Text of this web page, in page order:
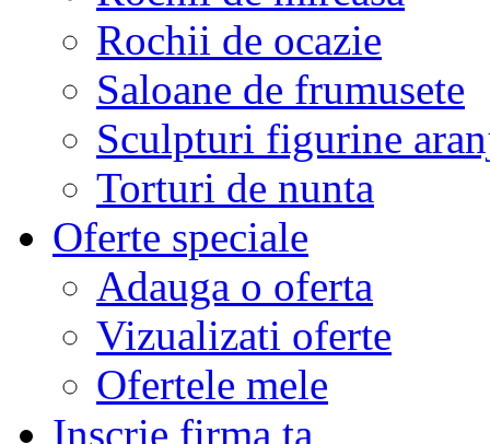
Rochii de ocazie
Saloane de frumusete
Sculpturi figurine
Torturi de nunta
Oferte speciale
Adauga o oferta
Vizualizati oferte
Ofertele mele
Inscrie firma ta